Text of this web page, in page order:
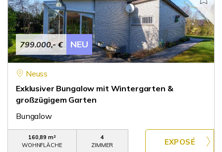
799.000,- € NEU
Neuss
Exklusiver Bungalow mit Wintergarten &
großzügigem Garten
Bungalow
160,89 m²
WOHNFLÄCHE
4
ZIMMER